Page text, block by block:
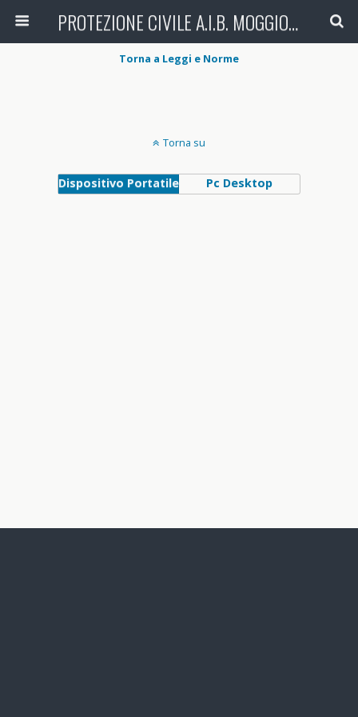
PROTEZIONE CIVILE A.I.B. MOGGIO (LC)
Torna a Leggi e Norme
Torna su
Dispositivo Portatile Pc Desktop